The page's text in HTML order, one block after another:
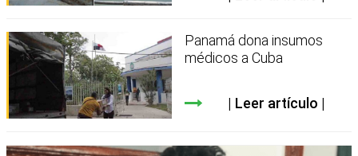
Panamá dona insumos
médicos a Cuba
Leer artículo